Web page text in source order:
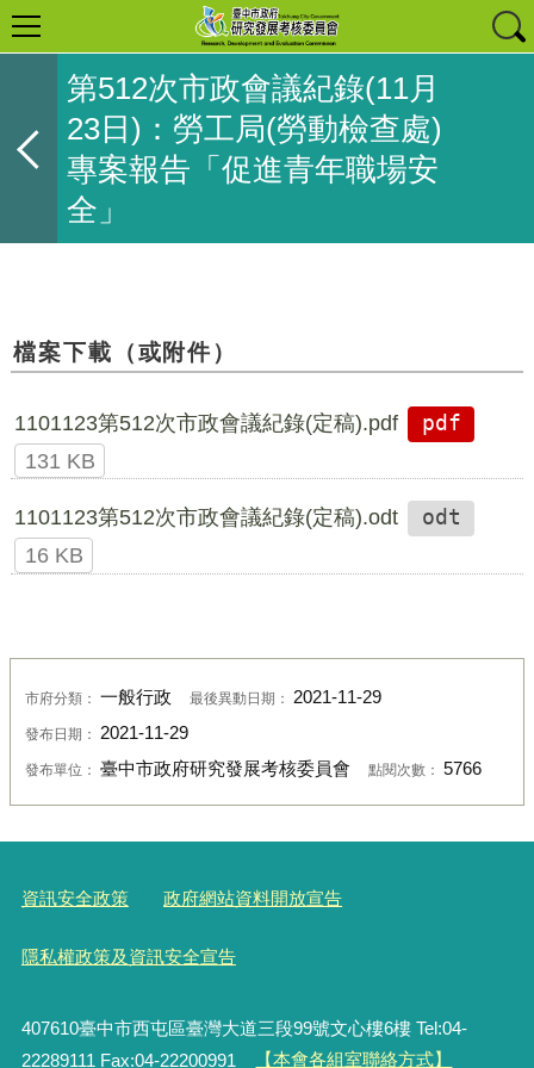
第512次市政會議紀錄(11月
23日)：勞工局(勞動檢查處)
專案報告「促進青年職場安
全」
檔案下載（或附件）
1101123第512次市政會議紀錄(定稿).pdf
pdf
131 KB
1101123第512次市政會議紀錄(定稿).odt
odt
16 KB
市府分類： 一般行政 最後異動日期： 2021-11-29
發布日期： 2021-11-29
發布單位： 臺中市政府研究發展考核委員會 點閱次數： 5766
資訊安全政策 政府網站資料開放宣告
隱私權政策及資訊安全宣告
407610臺中市西屯區臺灣大道三段99號文心樓6樓 Tel:04-
22289111 Fax:04-22200991
【本會各組室聯絡方式】